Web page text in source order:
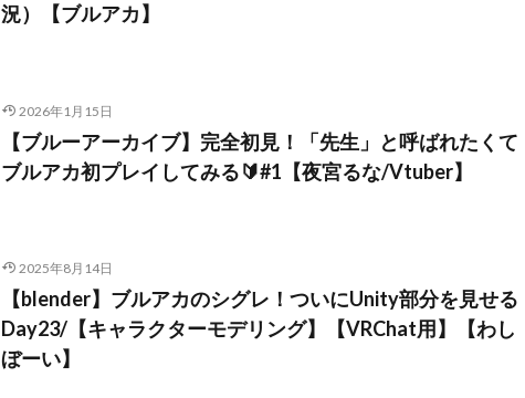
況）【ブルアカ】
2026年1月15日
【ブルーアーカイブ】完全初見！「先生」と呼ばれたくて
ブルアカ初プレイしてみる🔰#1【夜宮るな/Vtuber】
2025年8月14日
【blender】ブルアカのシグレ！ついにUnity部分を見せる
Day23/【キャラクターモデリング】【VRChat用】【わし
ぼーい】